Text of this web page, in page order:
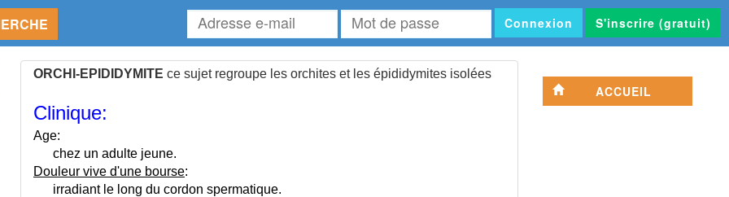
Adresse
mail
Mot
de
passe
Connexion S'inscrire (gratuit)
ORCHI-EPIDIDYMITE ce sujet regroupe les orchites et les épididymites isolées
Clinique:
Age:
chez un adulte jeune.
Douleur vive d'une bourse:
irradiant le long du cordon spermatique.
ACCUEIL